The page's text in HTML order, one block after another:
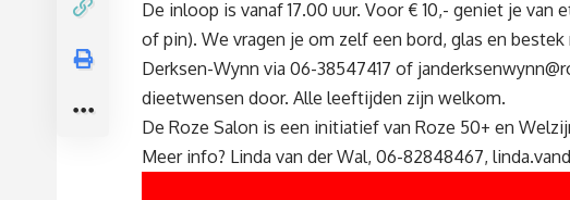
De inloop is vanaf 17.00 uur. Voor € 10,- geniet je
of pin). We vragen je om zelf een bord, glas en bestek
Derksen-Wynn via 06-38547417 of
dieetwensen door. Alle leeftijden zijn welkom.
De Roze Salon is een initiatief van Roze 50+ en
Meer info? Linda van der Wal, 06-82848467,